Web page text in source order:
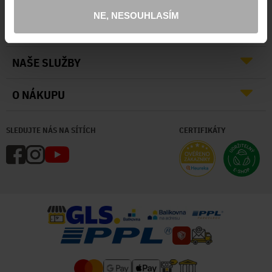
NE, NESOUHLASÍM
SLEDUJTE NÁS NA SÍTÍCH CERTIFIKÁTY
O NÁS
NAŠE SLUŽBY
O NÁKUPU